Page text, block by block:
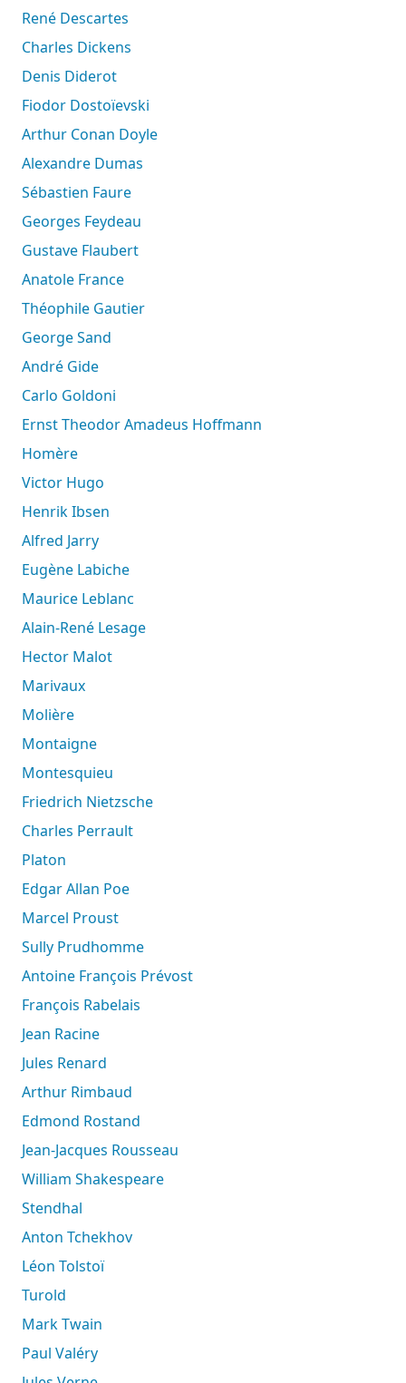
René Descartes
Charles Dickens
Denis Diderot
Fiodor Dostoïevski
Arthur Conan Doyle
Alexandre Dumas
Sébastien Faure
Georges Feydeau
Gustave Flaubert
Anatole France
Théophile Gautier
George Sand
André Gide
Carlo Goldoni
Ernst Theodor Amadeus Hoffmann
Homère
Victor Hugo
Henrik Ibsen
Alfred Jarry
Eugène Labiche
Maurice Leblanc
Alain-René Lesage
Hector Malot
Marivaux
Molière
Montaigne
Montesquieu
Friedrich Nietzsche
Charles Perrault
Platon
Edgar Allan Poe
Marcel Proust
Sully Prudhomme
Antoine François Prévost
François Rabelais
Jean Racine
Jules Renard
Arthur Rimbaud
Edmond Rostand
Jean-Jacques Rousseau
William Shakespeare
Stendhal
Anton Tchekhov
Léon Tolstoï
Turold
Mark Twain
Paul Valéry